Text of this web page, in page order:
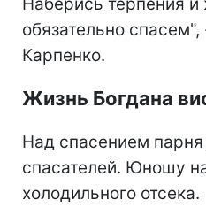
обязательно
Карпенко.
Жизнь Богдана
Над спасением
спасателей. Юношу
холодильного отсека.